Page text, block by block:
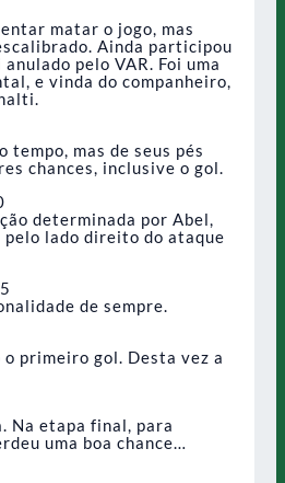
matar o jogo, mas
Ainda participou
pelo VAR. Foi uma
e vinda do companheiro,
tempo, mas de seus pés
chances, inclusive o gol.
determinada por Abel,
pelo lado direito do ataque
de sempre.
o primeiro gol. Desta vez a
Na etapa final, para
uma boa chance…